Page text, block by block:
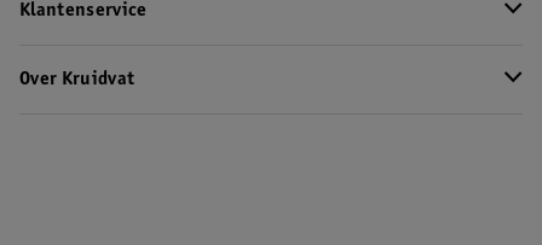
Klantenservice
Over Kruidvat